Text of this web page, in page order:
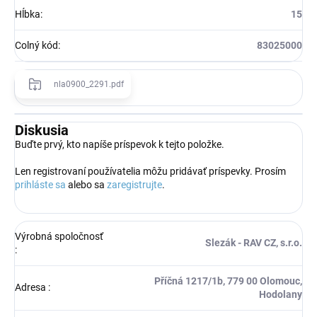
Hĺbka: 15
Colný kód: 83025000
nla0900_2291.pdf
Diskusia
Buďte prvý, kto napíše príspevok k tejto položke.
Len registrovaní používatelia môžu pridávať príspevky. Prosím
prihláste sa alebo sa zaregistrujte.
Výrobná spoločnosť
:
Slezák - RAV CZ, s.r.o.
Adresa :
Příčná 1217/1b, 779 00 Olomouc,
Hodolany